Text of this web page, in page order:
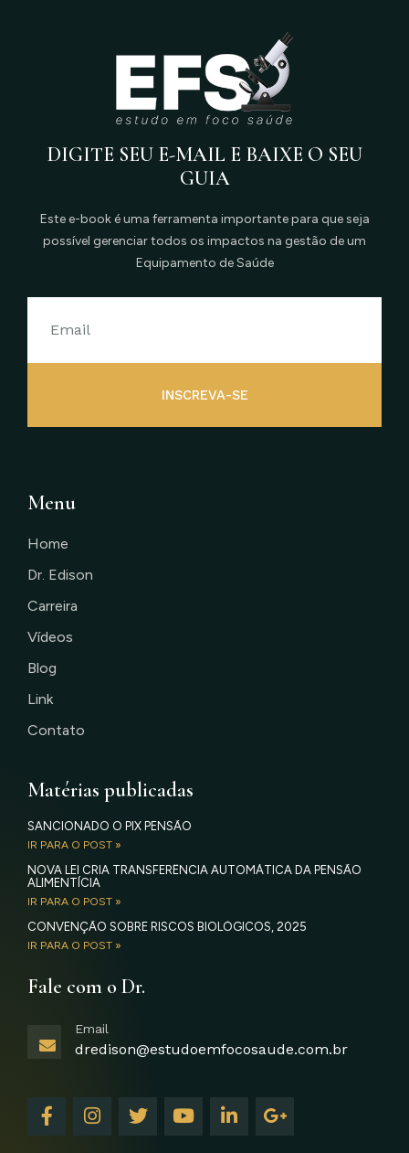
DIGITE SEU E-MAIL E BAIXE O SEU
GUIA
Este e-book é uma ferramenta importante para que seja
possível gerenciar todos os impactos na gestão de um
Equipamento de Saúde
INSCREVA-SE
Menu
Home
Dr. Edison
Carreira
Vídeos
Blog
Link
Contato
Matérias publicadas
SANCIONADO O PIX PENSÃO
IR PARA O POST »
NOVA LEI CRIA TRANSFERÊNCIA AUTOMÁTICA DA PENSÃO
ALIMENTÍCIA
IR PARA O POST »
CONVENÇÃO SOBRE RISCOS BIOLÓGICOS, 2025
IR PARA O POST »
Fale com o Dr.
Email
dredison@estudoemfocosaude.com.br
F
a
I
n
T
w
Y
o
L
i
G
o